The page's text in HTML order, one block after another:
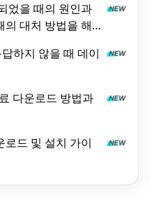
었을 때의 원인과
의 대처 방법을 해
하지 않을 때 데이
다운로드 방법과
로드 및 설치 가이